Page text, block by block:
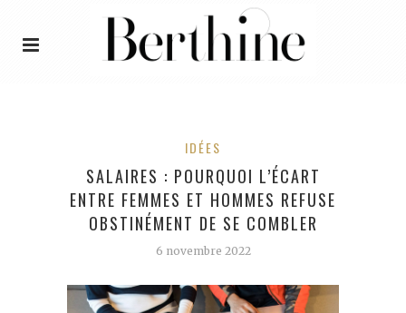
IDÉES
SALAIRES : POURQUOI L’ÉCART
ENTRE FEMMES ET HOMMES REFUSE
OBSTINÉMENT DE SE COMBLER
6 novembre 2022